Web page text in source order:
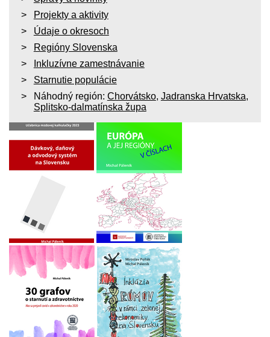
Projekty a aktivity
Údaje o okresoch
Regióny Slovenska
Inkluzívne zamestnávanie
Starnutie populácie
Náhodný región: Chorvátsko, Jadranska Hrvatska,
Splitsko-dalmatínska župa